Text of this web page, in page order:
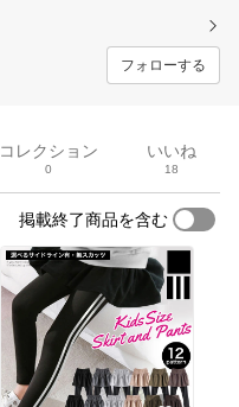
フォローする
コレクション
0
いいね
18
掲載終了商品を含む